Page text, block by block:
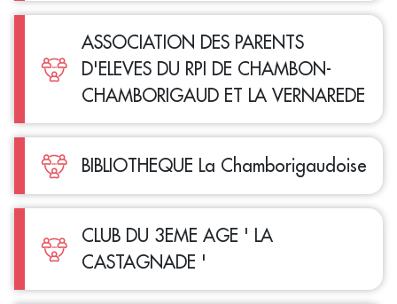
ASSOCIATION DES PARENTS
D'ELEVES DU RPI DE CHAMBON-
CHAMBORIGAUD ET LA VERNAREDE
BIBLIOTHEQUE La Chamborigaudoise
CLUB DU 3EME AGE ' LA
CASTAGNADE '